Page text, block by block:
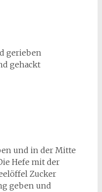
gerieben
gehackt
und in der Mitte
Hefe mit der
Zucker
geben und